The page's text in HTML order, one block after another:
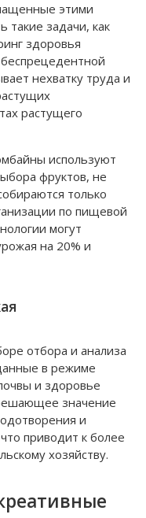
этими
такие задачи, как
здоровья
беспрецедентной
нехватку труда и
растущего
используют
фруктов, не
только
по пищевой
могут
на 20% и
отбора и анализа
в режиме
и здоровье
значение
и
приводит к более
хозяйству.